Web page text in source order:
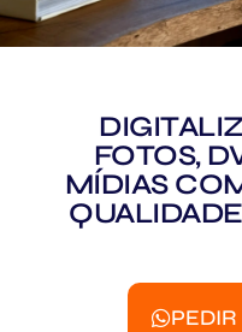
FOTOS,
MÍDIAS